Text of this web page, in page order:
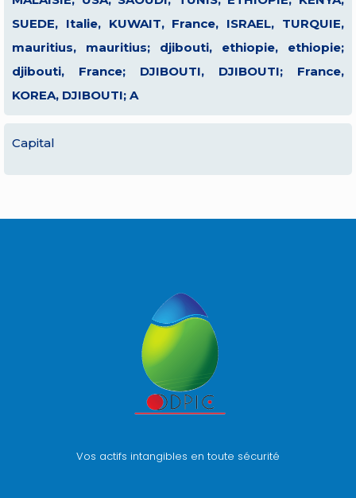
SUEDE, Italie, KUWAIT, France, ISRAEL, TURQUIE,
mauritius, mauritius; djibouti, ethiopie, ethiopie;
djibouti, France; DJIBOUTI, DJIBOUTI; France,
KOREA, DJIBOUTI; A
Capital
Vos actifs intangibles en toute sécurité